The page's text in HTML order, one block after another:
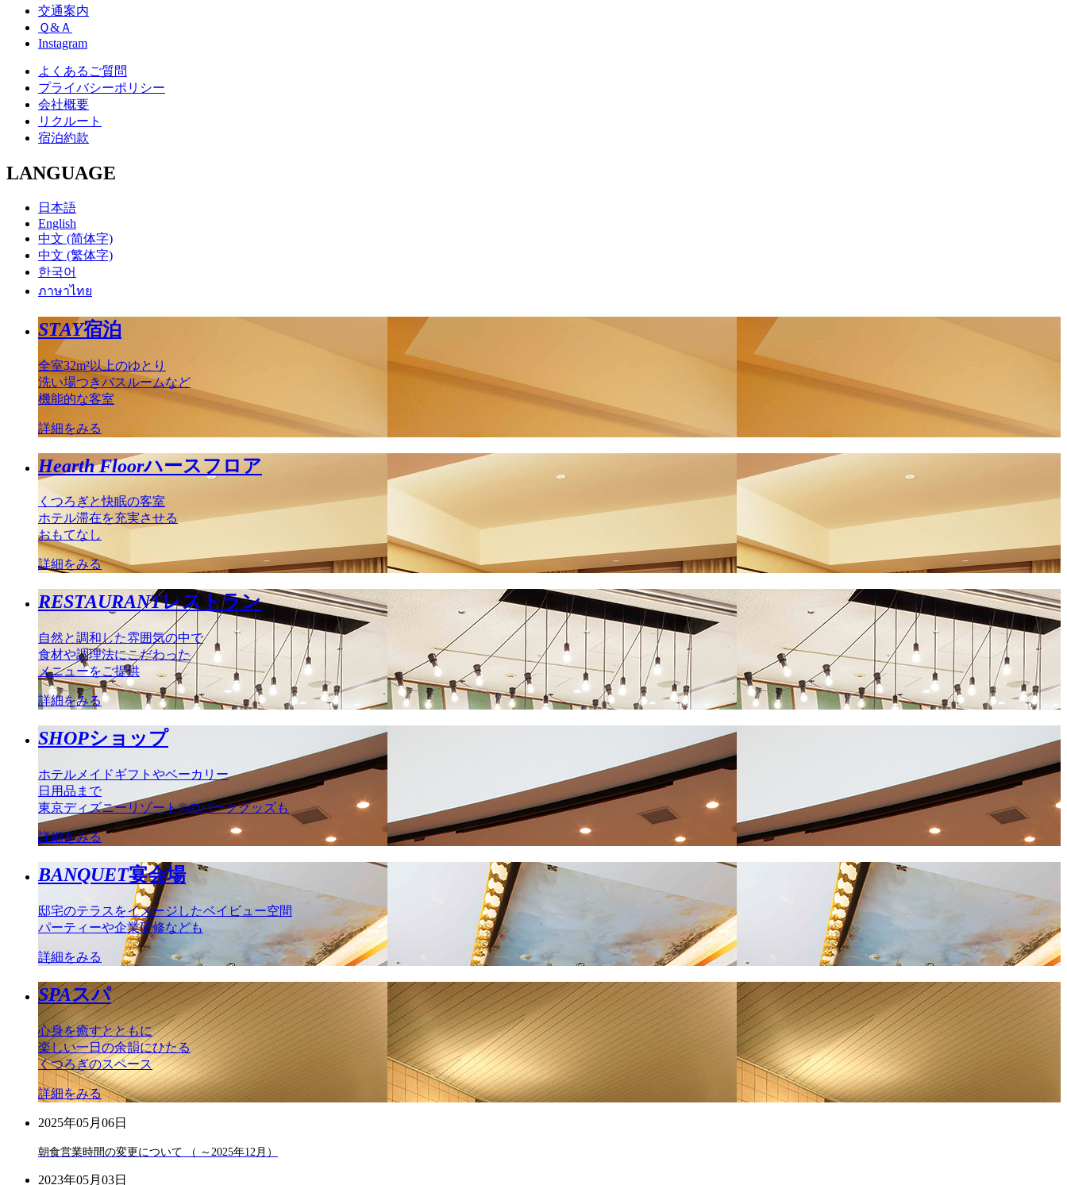
交通案内
Ｑ&Ａ
Instagram
よくあるご質問
プライバシーポリシー
会社概要
リクルート
宿泊約款
LANGUAGE
日本語
English
中文 (简体字)
中文 (繁体字)
한국어
ภาษาไทย
STAY宿泊
全室32m²以上のゆとり
洗い場つきバスルームなど
機能的な客室
詳細をみる
Hearth Floorハースフロア
くつろぎと快眠の客室
ホテル滞在を充実させる
おもてなし
詳細をみる
RESTAURANTレストラン
自然と調和した雰囲気の中で
食材や調理法にこだわった
メニューをご提供
詳細をみる
SHOPショップ
ホテルメイドギフトやベーカリー
日用品まで
東京ディズニーリゾート®のパークグッズも
詳細をみる
BANQUET宴会場
邸宅のテラスをイメージしたベイビュー空間
パーティーや企業研修なども
詳細をみる
SPAスパ
心身を癒すとともに
楽しい一日の余韻にひたる
くつろぎのスペース
詳細をみる
2025年05月06日
朝食営業時間の変更について （ ～2025年12月）
2023年05月03日